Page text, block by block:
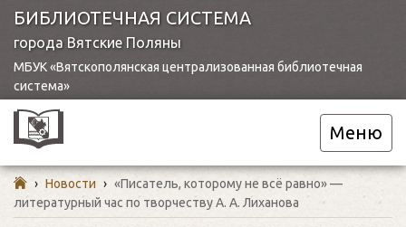
БИБЛИОТЕЧНАЯ СИСТЕМА
города Вятские Поляны
МБУК «Вятскополянская централизованная библиотечная
система»
Меню
› Новости › «Писатель, которому не всё равно» —
литературный час по творчеству А. А. Лиханова